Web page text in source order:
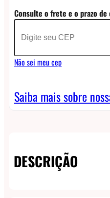
NicSalt
Dragon
Fruit
Watermelon
quantidade
Consulte o frete e o prazo de
Não sei meu cep
Saiba mais sobre
DESCRIÇÃO